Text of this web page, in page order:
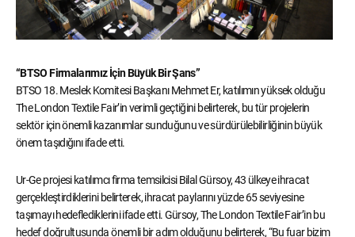
“BTSO Firmalarımız İçin Büyük Bir Şans”
BTSO 18. Meslek Komitesi Başkanı Mehmet Er, katılımın yüksek olduğu
The London Textile Fair’in verimli geçtiğini belirterek, bu tür projelerin
sektör için önemli kazanımlar sunduğunu ve sürdürülebilirliğinin büyük
önem taşıdığını ifade etti.
Ur-Ge projesi katılımcı firma temsilcisi Bilal Gürsoy, 43 ülkeye ihracat
gerçekleştirdiklerini belirterek, ihracat paylarını yüzde 65 seviyesine
taşımayı hedeflediklerini ifade etti. Gürsoy, The London Textile Fair’in bu
hedef doğrultusunda önemli bir adım olduğunu belirterek, “Bu fuar bizim